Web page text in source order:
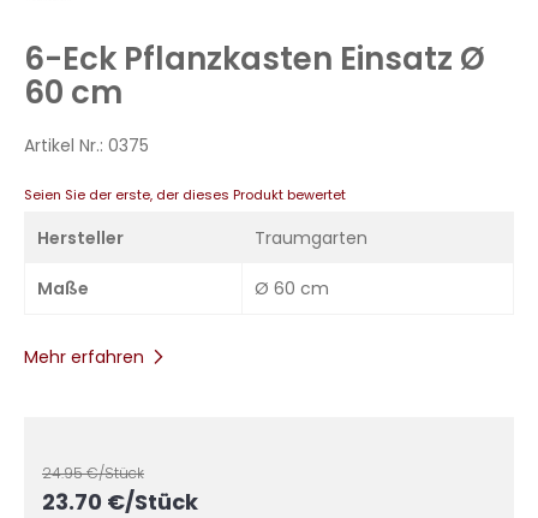
springen
6-Eck Pflanzkasten Einsatz Ø
60 cm
Artikel Nr.: 0375
Seien Sie der erste, der dieses Produkt bewertet
Hersteller Traumgarten
Maße Ø 60 cm
Mehr erfahren
24.95€/Stück
23.70 €/Stück